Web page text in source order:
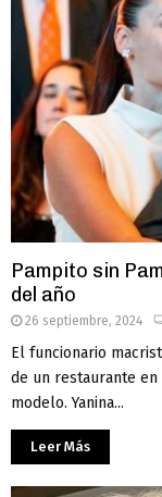
Pampito sin
del año
26 septiembre, 2024
El funcionario
de un restaurante
modelo. Yanina...
Leer Más